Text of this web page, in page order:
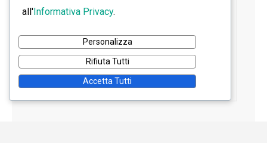
all'Informativa Privacy.
Personalizza
Rifiuta Tutti
Accetta Tutti